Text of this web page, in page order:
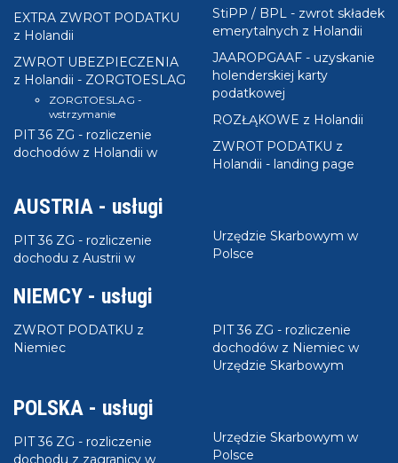
EXTRA ZWROT PODATKU
z Holandii
ZWROT UBEZPIECZENIA
z Holandii - ZORGTOESLAG
ZORGTOESLAG -
wstrzymanie
PIT 36 ZG - rozliczenie
dochodów z Holandii w
StiPP / BPL - zwrot składek
emerytalnych z Holandii
JAAROPGAAF - uzyskanie
holenderskiej karty
podatkowej
ROZŁĄKOWE z Holandii
ZWROT PODATKU z
Holandii - landing page
AUSTRIA - usługi
PIT 36 ZG - rozliczenie
dochodu z Austrii w
Urzędzie Skarbowym w
Polsce
NIEMCY - usługi
ZWROT PODATKU z
Niemiec
PIT 36 ZG - rozliczenie
dochodów z Niemiec w
Urzędzie Skarbowym
POLSKA - usługi
PIT 36 ZG - rozliczenie
dochodu z zagranicy w
Urzędzie Skarbowym w
Polsce